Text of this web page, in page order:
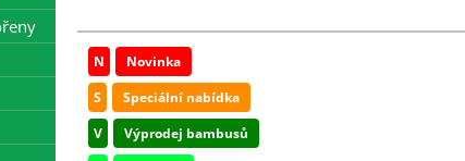
N
Novinka
S
Speciální nabídka
V
Výprodej bambusů